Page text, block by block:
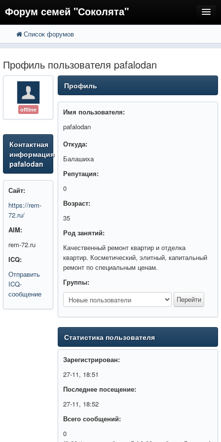
Форум семей "Соколята"
FAQ
Регистрация
Вход
Список форумов
Профиль пользователя pafalodan
offline
Контактная
информация
pafalodan
Сайт:
https://rem-
72.ru/
AIM:
rem-72.ru
ICQ:
Отправить
ICQ-
сообщение
Профиль
Имя пользователя:
pafalodan
Откуда:
Балашиха
Репутация:
0
Возраст:
35
Род занятий:
Качественный ремонт квартир и отделка
квартир. Косметический, элитный, капитальный
ремонт по специальным ценам.
Группы:
Статистика пользователя
Зарегистрирован:
27-11, 18:51
Последнее посещение:
27-11, 18:52
Всего сообщений:
0